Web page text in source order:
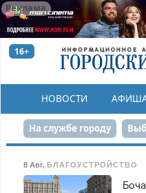
Реклама
16+
НОВОСТИ
На службе городу
Сталинград в сердце
Набережная День
8 Авг, БЛАГОУСТРОЙСТВО